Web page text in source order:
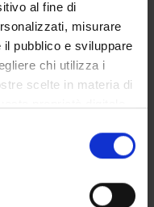
al fine di
misurare
pubblico e sviluppare
chi utilizza i
scelte in materia di
in qualsiasi
o facendo clic